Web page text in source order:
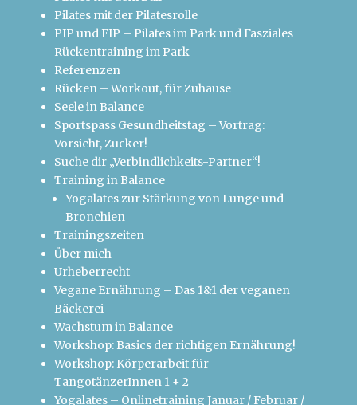
Pilates mit der Pilatesrolle
PIP und FIP – Pilates im Park und Fasziales
Rückentraining im Park
Referenzen
Rücken – Workout, für Zuhause
Seele in Balance
Sportspass Gesundheitstag – Vortrag:
Vorsicht, Zucker!
Suche dir „Verbindlichkeits-Partner“!
Training in Balance
Yogalates zur Stärkung von Lunge und
Bronchien
Trainingszeiten
Über mich
Urheberrecht
Vegane Ernährung – Das 1&1 der veganen
Bäckerei
Wachstum in Balance
Workshop: Basics der richtigen Ernährung!
Workshop: Körperarbeit für
TangotänzerInnen 1 + 2
Yogalates – Onlinetraining Januar / Februar /